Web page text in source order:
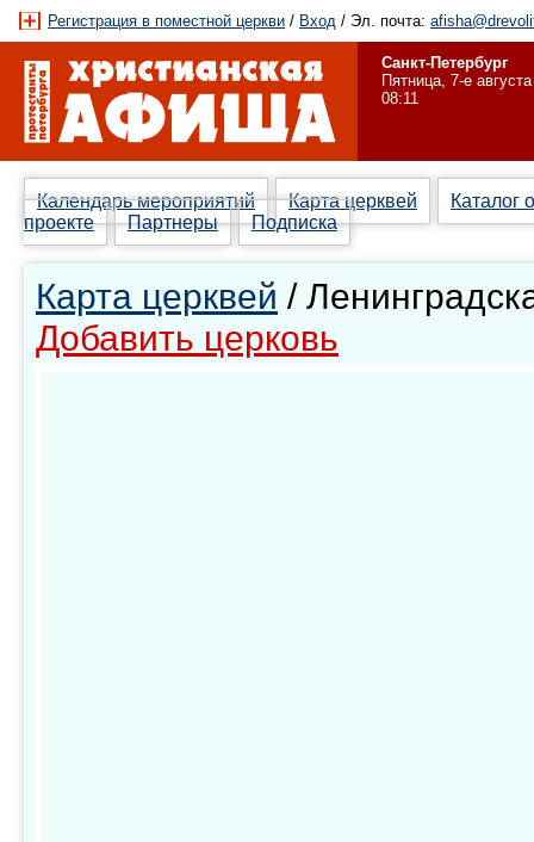
Регистрация в поместной церкви / Вход / Эл. почта:
Санкт-Петербург
Пятница, 7-е августа
08:11
Календарь мероприятий Карта церквей
Каталог
проекте
Партнеры Подписка
Карта церквей /
Добавить церковь